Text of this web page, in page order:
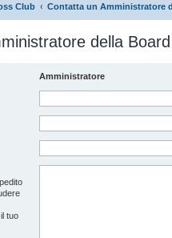
Club Contatta un Amministratore
della Board
Amministratore
tuo